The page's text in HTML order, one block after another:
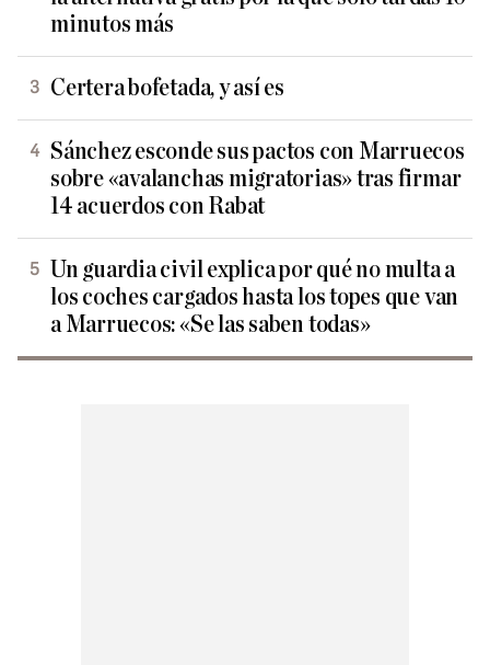
minutos más
Certera bofetada, y así es
Sánchez esconde sus pactos con Marruecos
sobre «avalanchas migratorias» tras firmar
14 acuerdos con Rabat
Un guardia civil explica por qué no multa a
los coches cargados hasta los topes que van
a Marruecos: «Se las saben todas»